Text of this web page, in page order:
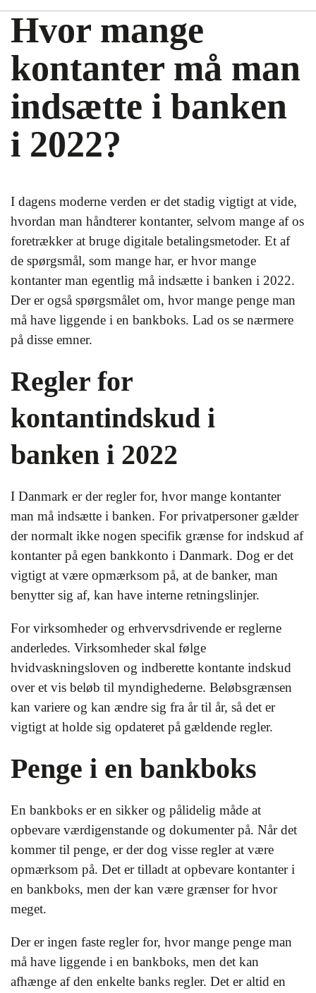
Hvor mange
kontanter må man
indsætte i banken
i 2022?
I dagens moderne verden er det stadig vigtigt at vide,
hvordan man håndterer kontanter, selvom mange af os
foretrækker at bruge digitale betalingsmetoder. Et af
de spørgsmål, som mange har, er hvor mange
kontanter man egentlig må indsætte i banken i 2022.
Der er også spørgsmålet om, hvor mange penge man
må have liggende i en bankboks. Lad os se nærmere
på disse emner.
Regler for
kontantindskud i
banken i 2022
I Danmark er der regler for, hvor mange kontanter
man må indsætte i banken. For privatpersoner gælder
der normalt ikke nogen specifik grænse for indskud af
kontanter på egen bankkonto i Danmark. Dog er det
vigtigt at være opmærksom på, at de banker, man
benytter sig af, kan have interne retningslinjer.
For virksomheder og erhvervsdrivende er reglerne
anderledes. Virksomheder skal følge
hvidvaskningsloven og indberette kontante indskud
over et vis beløb til myndighederne. Beløbsgrænsen
kan variere og kan ændre sig fra år til år, så det er
vigtigt at holde sig opdateret på gældende regler.
Penge i en bankboks
En bankboks er en sikker og pålidelig måde at
opbevare værdigenstande og dokumenter på. Når det
kommer til penge, er der dog visse regler at være
opmærksom på. Det er tilladt at opbevare kontanter i
en bankboks, men der kan være grænser for hvor
meget.
Der er ingen faste regler for, hvor mange penge man
må have liggende i en bankboks, men det kan
afhænge af den enkelte banks regler. Det er altid en